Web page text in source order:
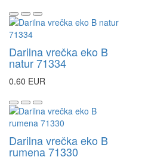
Darilna vrečka eko B
natur 71334
0.60 EUR
Darilna vrečka eko B
rumena 71330